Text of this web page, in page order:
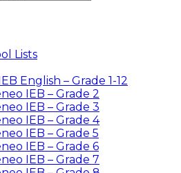
Lists
English – Grade 1-12
IEB – Grade 2
IEB – Grade 3
IEB – Grade 4
IEB – Grade 5
IEB – Grade 6
IEB – Grade 7